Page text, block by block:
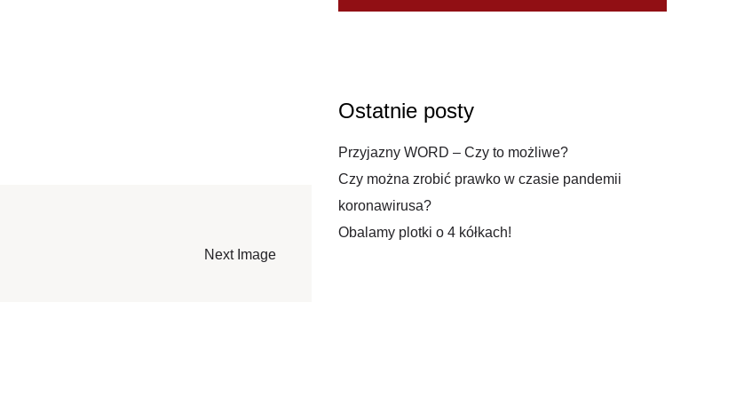
Next Image
Ostatnie posty
Przyjazny WORD – Czy to możliwe?
Czy można zrobić prawko w czasie pandemii
koronawirusa?
Obalamy plotki o 4 kółkach!